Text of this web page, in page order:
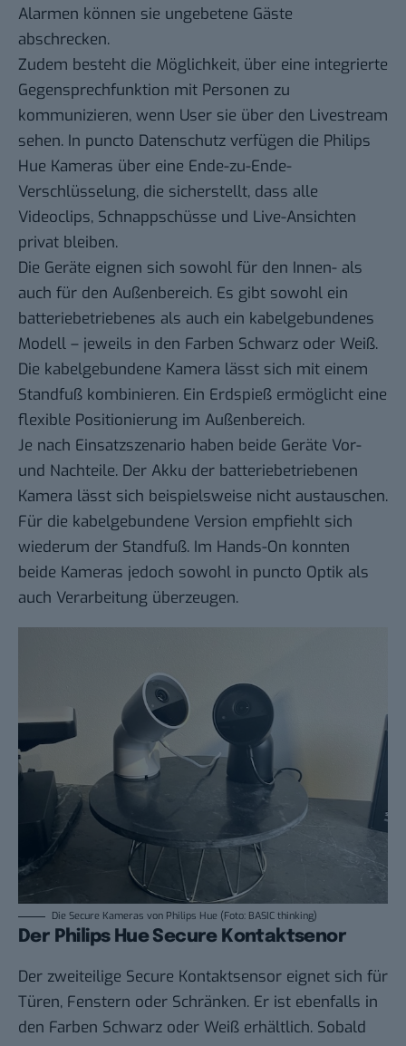
Alarmen können sie ungebetene Gäste
abschrecken.
Zudem besteht die Möglichkeit, über eine integrierte
Gegensprechfunktion mit Personen zu
kommunizieren, wenn User sie über den Livestream
sehen. In puncto Datenschutz verfügen die Philips
Hue Kameras über eine Ende-zu-Ende-
Verschlüsselung, die sicherstellt, dass alle
Videoclips, Schnappschüsse und Live-Ansichten
privat bleiben.
Die Geräte eignen sich sowohl für den Innen- als
auch für den Außenbereich. Es gibt sowohl ein
batteriebetriebenes als auch ein kabelgebundenes
Modell – jeweils in den Farben Schwarz oder Weiß.
Die kabelgebundene Kamera lässt sich mit einem
Standfuß kombinieren. Ein Erdspieß ermöglicht eine
flexible Positionierung im Außenbereich.
Je nach Einsatzszenario haben beide Geräte Vor-
und Nachteile. Der Akku der batteriebetriebenen
Kamera lässt sich beispielsweise nicht austauschen.
Für die kabelgebundene Version empfiehlt sich
wiederum der Standfuß. Im Hands-On konnten
beide Kameras jedoch sowohl in puncto Optik als
auch Verarbeitung überzeugen.
Die Secure Kameras von Philips Hue (Foto: BASIC thinking)
Der Philips Hue Secure Kontaktsenor
Der zweiteilige Secure Kontaktsensor eignet sich für
Türen, Fenstern oder Schränken. Er ist ebenfalls in
den Farben Schwarz oder Weiß erhältlich. Sobald